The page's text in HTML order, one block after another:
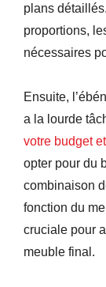
plans
proportions,
nécessaires
Ensuite,
a la lourde
votre budget
opter pour du
combinaison
fonction du
cruciale pour
meuble final.